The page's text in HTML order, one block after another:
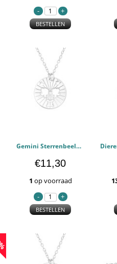
BESTELLEN
Gemini Sterrenbeeld - 925 sterling zilver Kettingen PCJW43936
€11,30
1 op voorraad
BESTELLEN